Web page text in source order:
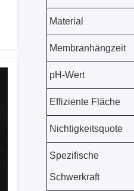
Material
Membranhängzeit
pH-Wert
Effiziente Fläche
Nichtigkeitsquote
Spezifische
Schwerkraft